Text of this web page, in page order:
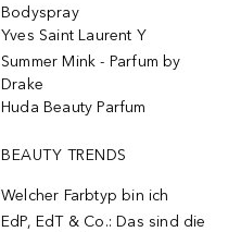
Bodyspray
Yves Saint Laurent Y
Summer Mink - Parfum by
Drake
Huda Beauty Parfum
BEAUTY TRENDS
Welcher Farbtyp bin ich
EdP, EdT & Co.: Das sind die